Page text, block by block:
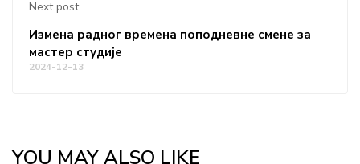
Next post
Измена радног времена поподневне смене за
мастер студије
2024-12-13
YOU MAY ALSO LIKE